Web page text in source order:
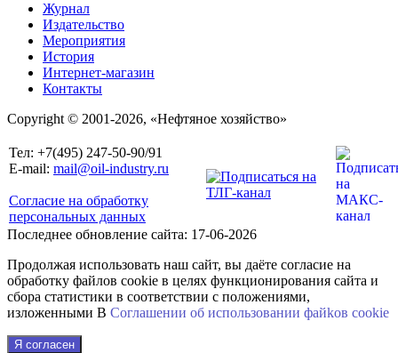
Журнал
Издательство
Мероприятия
История
Интернет-магазин
Контакты
Copyright © 2001-2026, «Нефтяное хозяйство»
Тел: +7(495) 247-50-90/91
E-mail: mail@oil-industry.ru
Согласие на обработку
персональных данных
Последнее обновление сайта: 17-06-2026
Продолжая использовать наш сайт, вы даёте согласие на
обработку файлов cookie в целях функционирования сайта и
сбора статистики в соответствии с положениями,
изложенными В Соглашении об использовании файkов cookie
Я согласен